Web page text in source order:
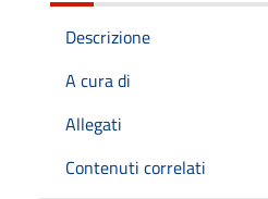
Descrizione
A cura di
Allegati
Contenuti correlati